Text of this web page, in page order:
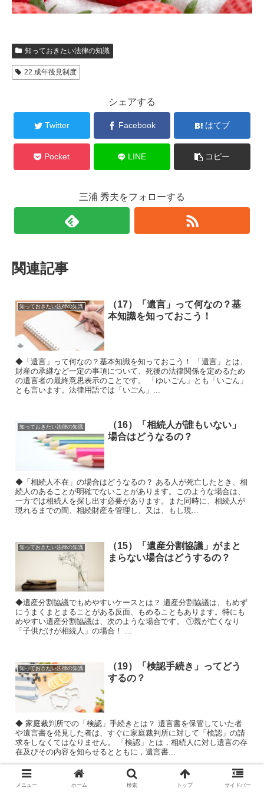
知っておきたい法律の知識
22.成年後見制度
シェアする
Twitter Facebook はてブ
Pocket LINE コピー
三浦 秀夫をフォローする
関連記事
知っておきたい法律の知識
（17）「遺言」って何なの？基
本知識を知っておこう！
◆「遺言」って何なの？基本知識を知っておこう！ 「遺言」とは、
財産の承継など一定の事項について、死後の法律関係を定めるため
の遺言者の最終意思表示のことです。 「ゆいごん」とも「いごん」
とも言います。法律用語では「いごん」...
知っておきたい法律の知識
（16）「相続人が誰もいない」
場合はどうなるの？
◆「相続人不在」の場合はどうなるの？ ある人が死亡したとき、相
続人のあることが明確でないことがあります。このような場合は、
一方では相続人を探し出す必要があります。また同時に、相続人が
現れるまでの間、相続財産を管理し、又は、もし現...
知っておきたい法律の知識
（15）「遺産分割協議」がまと
まらない場合はどうするの？
◆遺産分割協議でもめやすいケースとは？ 遺産分割協議は、もめず
にうまくまとまることがある反面、もめることもあります。特にも
めやすい遺産分割協議は、次のような場合です。 ①親が亡くなり
「子供だけが相続人」の場合！ ...
知っておきたい法律の知識
（19）「検認手続き」ってどう
するの？
◆ 家庭裁判所での「検認」手続きとは？ 遺言書を保管していた者
や遺言書を発見した者は、すぐに家庭裁判所に対して「検認」の請
求をしなくてはなりません。 「検認」とは，相続人に対し遺言の存
在及びその内容を知らせるとともに，遺言書...
知っておきたい法律の知識
（13）「遺産分割協議」ってど
メニュー ホーム 検索 トップ サイドバー